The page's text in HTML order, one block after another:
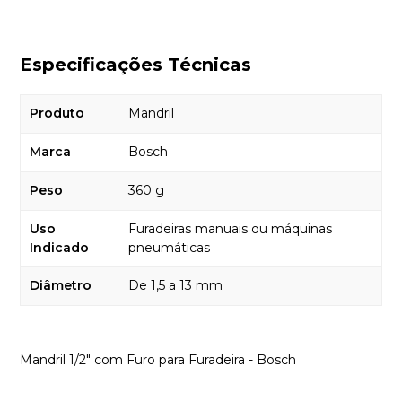
Especificações Técnicas
Produto Mandril
Marca Bosch
Peso 360 g
Uso
Indicado
Furadeiras manuais ou máquinas
pneumáticas
Diâmetro De 1,5 a 13 mm
Mandril 1/2" com Furo para Furadeira - Bosch